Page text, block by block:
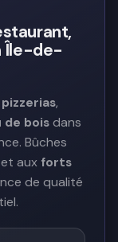
Île-de-
pizzerias,
de boisdans
Bûches
et aux forts
de qualité